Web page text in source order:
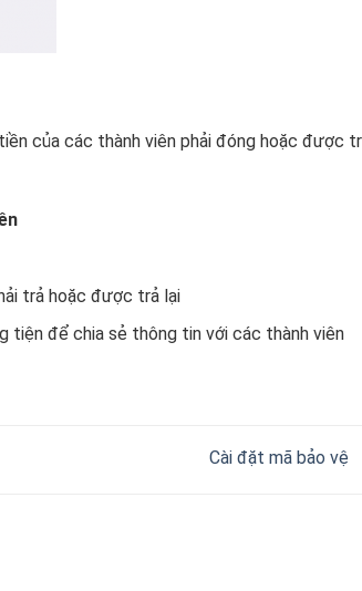
của các thành viên phải đóng hoặc được
trả hoặc được trả lại
tiện để chia sẻ thông tin với các thành viên
Cài đặt mã bảo vệ